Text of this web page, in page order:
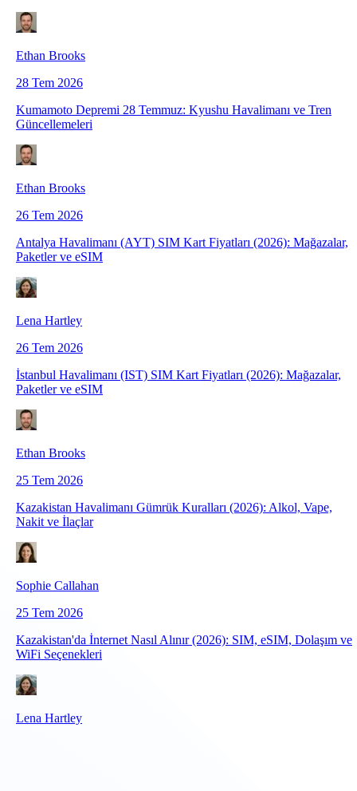
Ethan Brooks
28 Tem 2026
Kumamoto Depremi 28 Temmuz: Kyushu Havalimanı ve Tren
Güncellemeleri
Ethan Brooks
26 Tem 2026
Antalya Havalimanı (AYT) SIM Kart Fiyatları (2026): Mağazalar,
Paketler ve eSIM
Lena Hartley
26 Tem 2026
İstanbul Havalimanı (IST) SIM Kart Fiyatları (2026): Mağazalar,
Paketler ve eSIM
Ethan Brooks
25 Tem 2026
Kazakistan Havalimanı Gümrük Kuralları (2026): Alkol, Vape,
Nakit ve İlaçlar
Sophie Callahan
25 Tem 2026
Kazakistan'da İnternet Nasıl Alınır (2026): SIM, eSIM, Dolaşım ve
WiFi Seçenekleri
Lena Hartley